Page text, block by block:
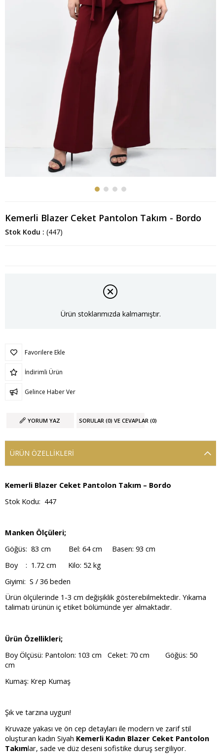
Kemerli Blazer Ceket Pantolon Takım - Bordo
Stok Kodu (447)
Ürün stoklarımızda kalmamıştır.
Favorilere Ekle
İndirimli Ürün
Gelince Haber Ver
YORUM YAZ SORULAR (0) VE CEVAPLAR (0)
ÜRÜN ÖZELLIKLERI
Kemerli Blazer Ceket Pantolon Takım – Bordo
Stok Kodu: 447
Manken Ölçüleri;
Göğüs: 83 cm Bel: 64 cm Basen: 93 cm
Boy : 1.72 cm Kilo: 52 kg
Giyimi: S / 36 beden
Ürün ölçülerinde 1-3 cm değişiklik gösterebilmektedir. Yıkama
talimatı ürünün iç etiket bölümünde yer almaktadır.
Ürün Özellikleri;
Boy Ölçüsü: Pantolon: 103 cm Ceket: 70 cm Göğüs: 50
cm
Kumaş: Krep Kumaş
Şık ve tarzına uygun!
Kruvaze yakası ve ön cep detayları ile modern ve zarif stil
oluşturan kadın Siyah Kemerli Kadın Blazer Ceket Pantolon
Takımlar, sade ve düz deseni sofistike duruş sergiliyor.